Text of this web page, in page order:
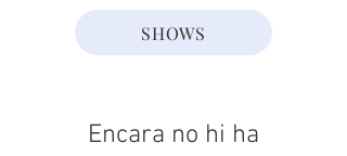
SHOWS
Encara no hi ha